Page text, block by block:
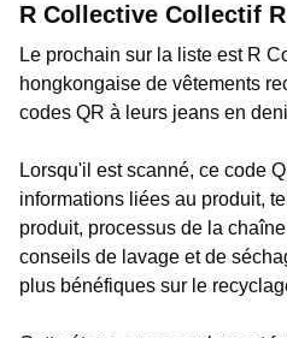
R Collective Collectif R
Le prochain sur la liste est R
hongkongaise de vêtements
codes QR à leurs jeans en
Lorsqu'il est scanné, ce code
informations liées au produit,
produit, processus de la
conseils de lavage et de
plus bénéfiques sur le